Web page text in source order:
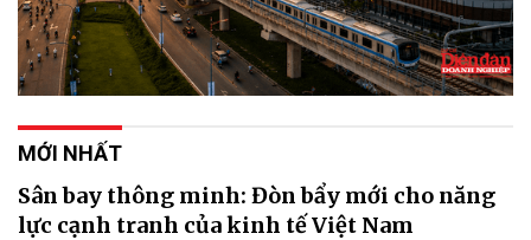
MỚI NHẤT
Sân bay thông minh: Đòn bẩy mới cho năng
lực cạnh tranh của kinh tế Việt Nam